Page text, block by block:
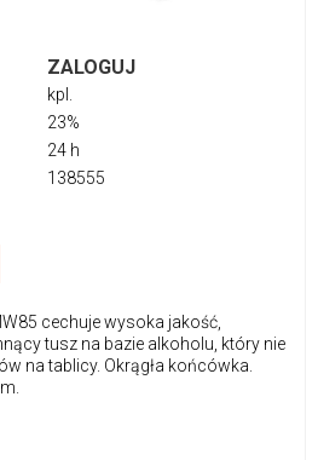
ZALOGUJ
kpl.
23%
24 h
138555
cechuje wysoka jakość,
tusz na bazie alkoholu, który nie
na tablicy. Okrągła końcówka.